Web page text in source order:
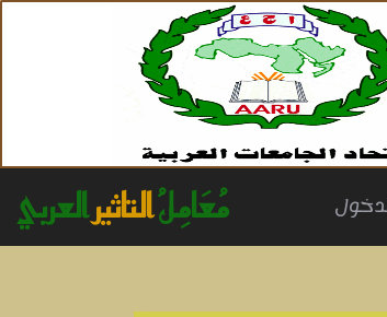
مُعَامِلُالتاثيرالعربي